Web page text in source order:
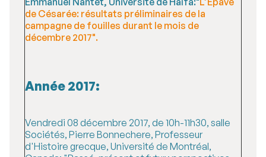
de Césarée: résultats préliminaires de la
campagne de fouilles durant le mois de
décembre 2017".
Année 2017:
Vendredi 08 décembre 2017, de 10h-11h30, salle
Sociétés, Pierre Bonnechere, Professeur
d'Histoire grecque, Université de Montréal,